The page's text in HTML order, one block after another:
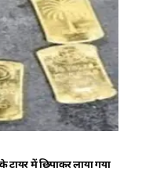
टायर में छिपाकर लाया गया